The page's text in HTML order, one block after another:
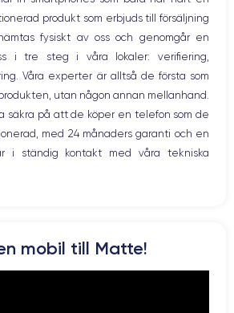
3.22 GHz
12 Mpx
Recharge rapide
Oui, 20W
Type de SIM
les caractéristiques de ce smartphone,
produkt som erbjuds till försäljning
fysiskt av oss och genomgår en
i tre steg i våra lokaler: verifiering,
Våra experter är alltså de första som
utan någon annan mellanhand.
säkra på att de köper en telefon som de
med 24 månaders garanti och en
i ständig kontakt med våra tekniska
mobil till Matte!